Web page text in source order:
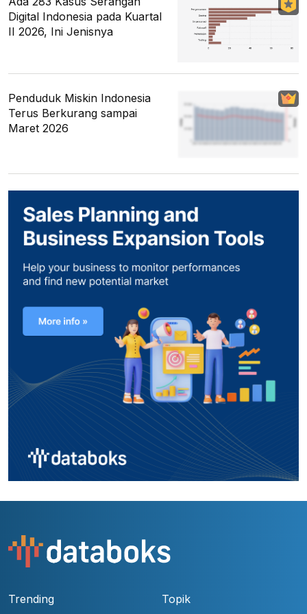
Digital Indonesia pada Kuartal
II 2026, Ini Jenisnya
Penduduk Miskin Indonesia
Terus Berkurang sampai
Maret 2026
Trending Topik